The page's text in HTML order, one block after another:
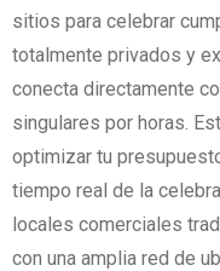
sitios para celebrar
totalmente privados y
conecta directamente
singulares por horas.
optimizar tu
tiempo real de la
locales comerciales
con una amplia red de